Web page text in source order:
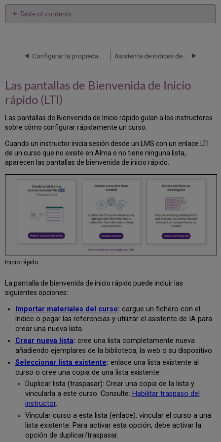
Table of contents
Bienvenida
rápido
(LTI)
Obtener
ayuda
Enlazar
a
un
gestor
externo
o
expandir
una
sección
del
Enlaces
y
Permitir
a
usuarios
solicitar
versiones
accesibles
de
los
ejemplares
Configurar
los
estados
Las pantallas de Bienvenida de Inicio
rápido (LTI)
Las pantallas de Bienvenida de Inicio rápido guían a los instructores
sobre cómo configurar rápidamente un curso.
Cuando un instructor inicia sesión desde un LMS con un enlace LTI
de un curso que no existe en Alma o no tiene ninguna lista,
aparecen las pantallas de bienvenida de inicio rápido.
Inicio rápido
La pantalla de bienvenida de inicio rápido puede incluir las
siguientes opciones:
Importar materiales del curso: cargue un fichero con el
índice o pegar las referencias y utilizar el asistente de IA para
crear una nueva lista.
Crear nueva lista: cree una lista completamente nueva
añadiendo ejemplares de la biblioteca, la web o su dispositivo.
Seleccionar lista existente: enlace una lista existente al
curso o cree una copia de una lista existente.
Duplicar lista (traspasar): Crear una copia de la lista y
vincularla a este curso. Consulte: Habilitar traspaso del
instructor.
Vincular curso a esta lista (enlace): vincular el curso a una
lista existente. Para activar esta opción, debe activar la
opción de duplicar/traspasar.